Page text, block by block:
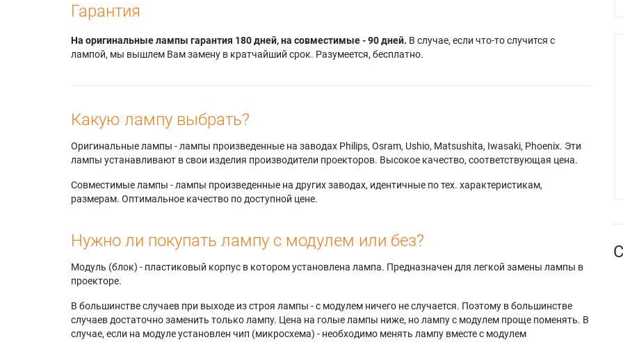
Гарантия
На оригинальные лампы гарантия 180 дней, на совместимые - 90 дней. В случае, если что-то случится с
лампой, мы вышлем Вам замену в кратчайший срок. Разумеется, бесплатно.
Какую лампу выбрать?
Оригинальные лампы - лампы произведенные на заводах Philips, Osram, Ushio, Matsushita, Iwasaki, Phoenix. Эти
лампы устанавливают в свои изделия производители проекторов. Высокое качество, соответствующая цена.
Совместимые лампы - лампы произведенные на других заводах, идентичные по тех. характеристикам,
размерам. Оптимальное качество по доступной цене.
Нужно ли покупать лампу с модулем или без?
Модуль (блок) - пластиковый корпус в котором установлена лампа. Предназначен для легкой замены лампы в
проекторе.
В большинстве случаев при выходе из строя лампы - с модулем ничего не случается. Поэтому в большинстве
случаев достаточно заменить только лампу. Цена на голые лампы ниже, но лампу с модулем проще поменять. В
случае, если на модуле установлен чип (микросхема) - необходимо менять лампу вместе с модулем